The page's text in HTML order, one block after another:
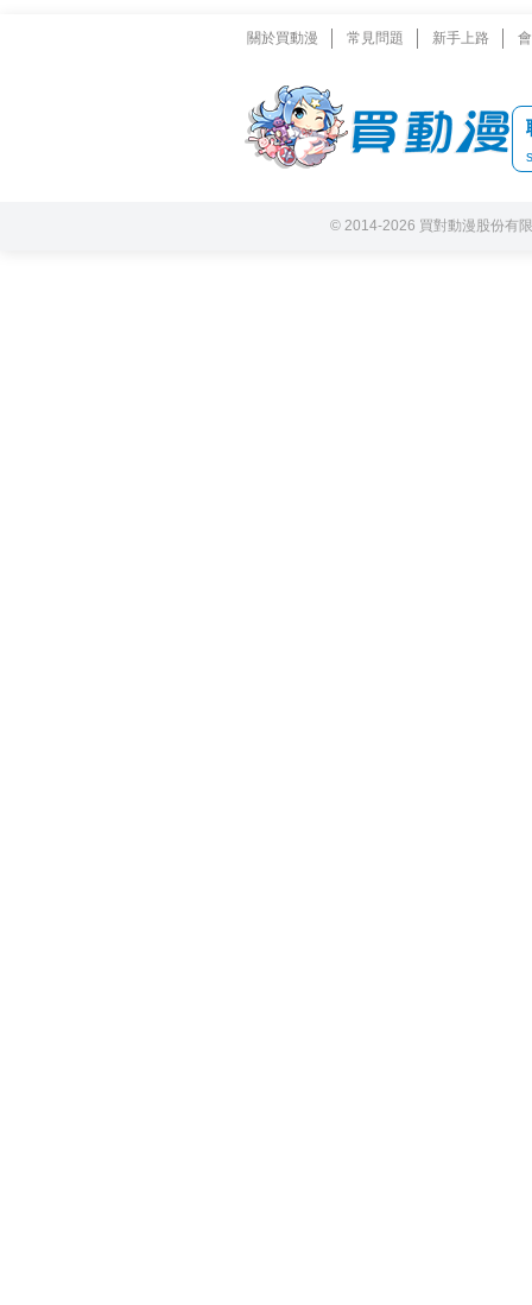
關於買動漫 常見問題 新手上路
© 2014-2026 買對動漫股份有